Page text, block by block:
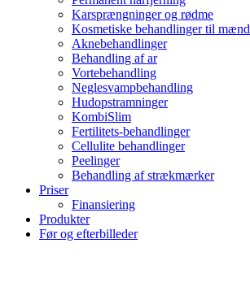
Karsprængninger og rødme
Kosmetiske behandlinger til mænd
Aknebehandlinger
Behandling af ar
Vortebehandling
Neglesvampbehandling
Hudopstramninger
KombiSlim
Fertilitets-behandlinger
Cellulite behandlinger
Peelinger
Behandling af strækmærker
Priser
Finansiering
Produkter
Før og efterbilleder